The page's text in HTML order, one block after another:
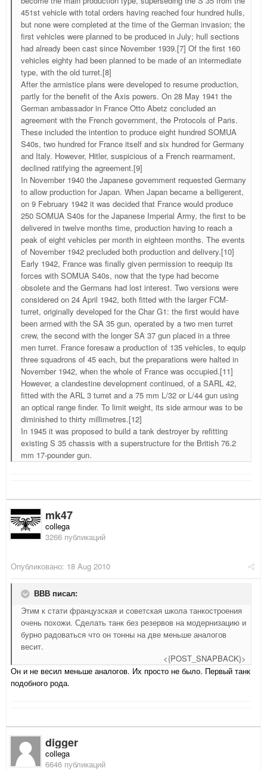
451st vehicle with total orders having reached four hundred hulls,
but none were completed at the time of the German invasion; the
first vehicles were planned to be produced in July; hull sections
had already been cast since November 1939.[7] Of the first 160
vehicles eighty had been planned to be made of an intermediate
type, with the old turret.[8]
After the armistice plans were developed to resume production,
partly for the benefit of the Axis powers. On 28 May 1941 the
German ambassador in France Otto Abetz concluded an
agreement with the French government, the Protocols of Paris.
These included the intention to produce eight hundred SOMUA
S40s, two hundred for France itself and six hundred for Germany
and Italy. However, Hitler, suspicious of a French rearmament,
declined ratifying the agreement.[9]
In November 1940 the Japanese government requested Germany
to allow production for Japan. When Japan became a belligerent,
on 9 February 1942 it was decided that France would produce
250 SOMUA S40s for the Japanese Imperial Army, the first to be
delivered in twelve months time, production having to reach a
peak of eight vehicles per month in eighteen months. The events
of November 1942 precluded both production and delivery.[10]
Early 1942, France was finally given permission to reequip its
forces with SOMUA S40s, now that the type had become
obsolete and the Germans had lost interest. Two versions were
considered on 24 April 1942, both fitted with the larger FCM-
turret, originally developed for the Char G1: the first would have
been armed with the SA 35 gun, operated by a two men turret
crew, the second with the longer SA 37 gun placed in a three
men turret. France foresaw a production of 135 vehicles, to equip
three squadrons of 45 each, but the preparations were halted in
November 1942, when the whole of France was occupied.[11]
However, a clandestine development continued, of a SARL 42,
fitted with the ARL 3 turret and a 75 mm L/32 or L/44 gun using
an optical range finder. To limit weight, its side armour was to be
diminished to thirty millimetres.[12]
In 1945 it was proposed to build a tank destroyer by refitting
existing S 35 chassis with a superstructure for the British 76.2
mm 17-pounder gun.
mk47
collega
3266 публикаций
Опубликовано: 18 Aug 2010
ВВВ писал:
Этим к стати французская и советская школа танкостроения
очень похожи. Сделать танк без резервов на модернизацию и
бурно радоваться что он тонны на две меньше аналогов
весит.
<{POST_SNAPBACK}>
Он и не весил меньше аналогов. Их просто не было. Первый танк
подобного рода.
digger
collega
6646 публикаций